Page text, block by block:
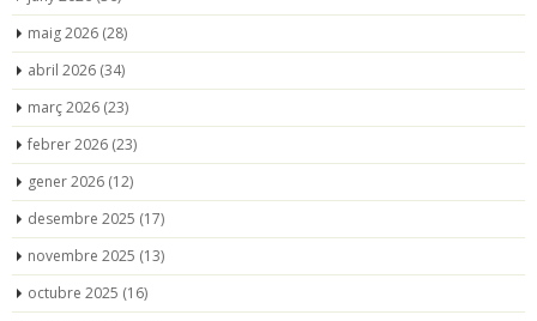
maig 2026 (28)
abril 2026 (34)
març 2026 (23)
febrer 2026 (23)
gener 2026 (12)
desembre 2025 (17)
novembre 2025 (13)
octubre 2025 (16)